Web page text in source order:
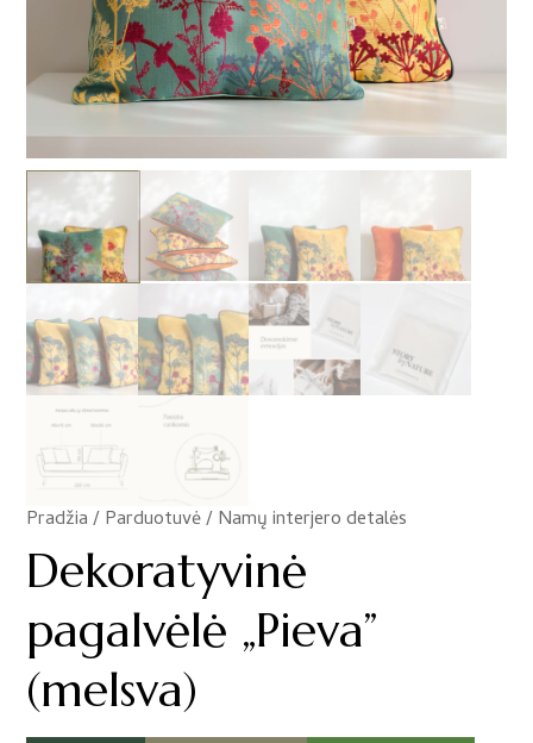
Pradžia/Parduotuvė/Namų interjero detalės
/
Dekoratyvinė
pagalvėlė „Pieva”
(melsva)